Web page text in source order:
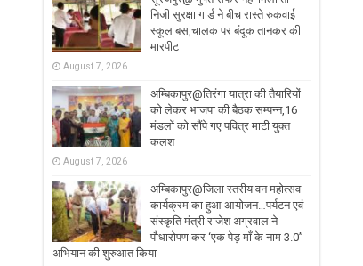
निजी सुरक्षा गार्ड ने बीच रास्ते रुकवाई
स्कूल बस,चालक पर बंदूक तानकर की
मारपीट
August 7, 2026
अम्बिकापुर@तिरंगा यात्रा की तैयारियों
को लेकर भाजपा की बैठक सम्पन्न,16
मंडलों को सौंपे गए पवित्र माटी युक्त
कलश
August 7, 2026
अम्बिकापुर@जिला स्तरीय वन महोत्सव
कार्यक्रम का हुआ आयोजन…पर्यटन एवं
संस्कृति मंत्री राजेश अग्रवाल ने
पौधारोपण कर ‘एक पेड़ माँ के नाम 3.0’’
अभियान की शुरुआत किया